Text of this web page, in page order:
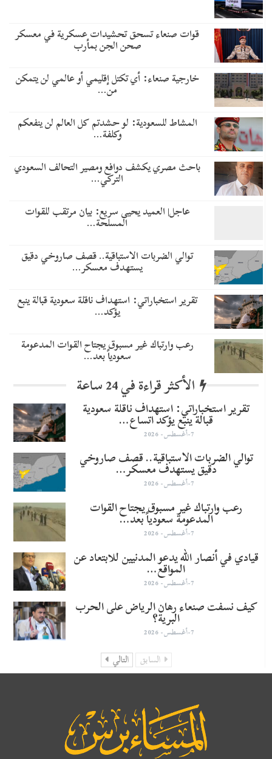
قوات صنعاء تسحق تحشيدات عسكرية في معسكر
صحن الجن بمأرب
خارجية صنعاء: أي تكتل إقليمي أو عالمي لن يتمكن
من…
المشاط للسعودية: لو حشدتم كل العالم لن ينفعكم
وكلفة…
باحث مصري يكشف دوافع ومصير التحالف السعودي
التركي…
عاجل| العميد يحيى سريع: بيان مرتقب للقوات
المسلحة…
توالي الضربات الاستباقية.. قصف صاروخي دقيق
يستهدف معسكر…
تقرير استخباراتي: استهداف ناقلة سعودية قبالة ينبع
يؤكد…
رعب وارتباك غير مسبوق يجتاح القوات المدعومة
سعودياً بعد…
الأكثر قراءة في 24 ساعة
تقرير استخباراتي: استهداف ناقلة سعودية
قبالة ينبع يؤكد اتساع…
7-أغسطس- 2026
توالي الضربات الاستباقية.. قصف صاروخي
دقيق يستهدف معسكر…
7-أغسطس- 2026
رعب وارتباك غير مسبوق يجتاح القوات
المدعومة سعودياً بعد…
7-أغسطس- 2026
قيادي في أنصار الله يدعو المدنيين للابتعاد عن
المواقع…
7-أغسطس- 2026
كيف نسفت صنعاء رهان الرياض على الحرب
البرية؟
7-أغسطس- 2026
السابق التالي